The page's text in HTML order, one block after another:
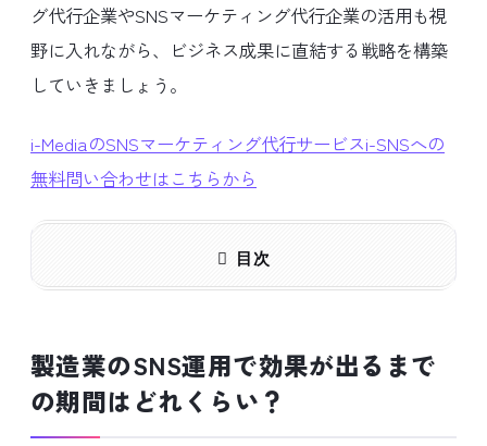
グ代行企業やSNSマーケティング代行企業の活用も視
野に入れながら、ビジネス成果に直結する戦略を構築
していきましょう。
i-MediaのSNSマーケティング代行サービスi-SNSへの
無料問い合わせはこちらから
目次
製造業のSNS運用で効果が出るまで
の期間はどれくらい？